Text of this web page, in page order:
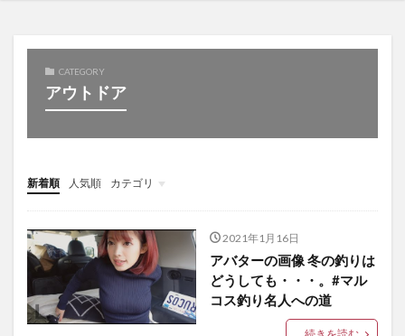
CATEGORY
アウトドア
新着順 人気順
カテゴリ
バラエティ
教育
趣味
音楽
ダイエット
美容
2021年1月16日
アバターの画像 冬の釣りは
どうしても・・・。#マル
コス釣り名人への道